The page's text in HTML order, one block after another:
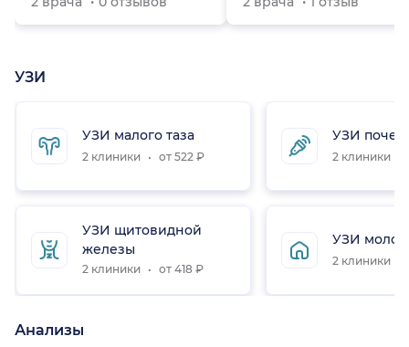
УЗИ
УЗИ малого таза
2 клиники от 522 ₽
УЗИ щитовидной
железы
2 клиники от 418 ₽
УЗИ почек
2 клиники
УЗИ
2 клиники
Анализы